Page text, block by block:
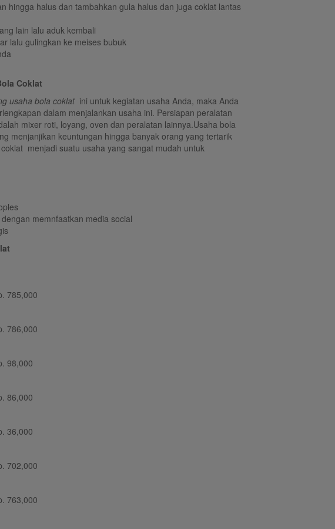
hingga halus dan tambahkan gula halus dan juga coklat lantas
lain lalu aduk kembali
lalu gulingkan ke meises bubuk
Coklat
usaha bola coklat ini untuk kegiatan usaha Anda, maka Anda
dalam menjalankan usaha ini. Persiapan peralatan
mixer roti, loyang, oven dan peralatan lainnya.Usaha bola
menjanjikan keuntungan hingga banyak orang yang tertarik
menjadi suatu usaha yang sangat mudah untuk
memnfaatkan media social
785,000
786,000
98,000
86,000
36,000
702,000
763,000